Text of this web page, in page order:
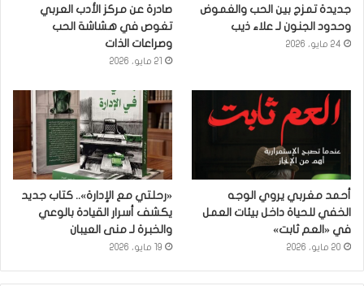
جديدة تمزج بين الحب والغموض
وحدود الجنون لـ علاء ذيب
24 مايو، 2026
صادرة عن مركز الأدب العربي
تغوص في هشاشة الحب
وصراعات الذات
21 مايو، 2026
أحمد مغربي يروي الوجه
الخفي للحياة داخل بيئات العمل
في «العم ثابت»
20 مايو، 2026
«رحلتي مع الإدارة».. كتاب جديد
يكشف أسرار القيادة بالوعي
والخبرة لـ منى العيبان
19 مايو، 2026